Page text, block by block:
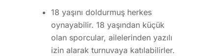
18 yaşını doldurmuş herkes
oynayabilir. 18 yaşından küçük
olan sporcular, ailelerinden yazılı
izin alarak turnuvaya katılabilirler.